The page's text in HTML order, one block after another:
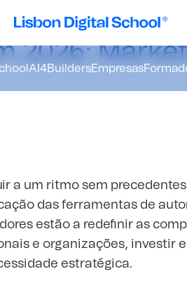
AI4BuildersEmpresas
digitais
2026:
a um ritmo sem
das ferramentas de
estão a redefinir as
e organizações, investir
estratégica.